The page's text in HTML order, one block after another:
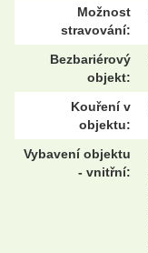
Možnost
stravování:
Bezbariérový
objekt:
Kouření v
objektu:
Vybavení objektu
- vnitřní: